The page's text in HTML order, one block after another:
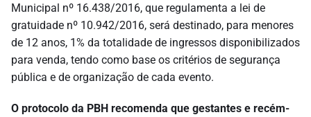
Municipal nº 16.438/2016, que regulamenta a lei de
gratuidade nº 10.942/2016, será destinado, para menores
de 12 anos, 1% da totalidade de ingressos disponibilizados
para venda, tendo como base os critérios de segurança
pública e de organização de cada evento.
O protocolo da PBH recomenda que gestantes e recém-